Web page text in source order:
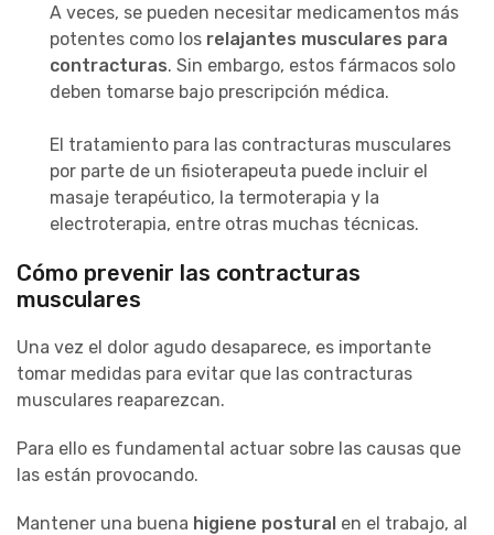
A veces, se pueden necesitar medicamentos más
potentes como los relajantes musculares para
contracturas. Sin embargo, estos fármacos solo
deben tomarse bajo prescripción médica.
El tratamiento para las contracturas musculares
por parte de un fisioterapeuta puede incluir el
masaje terapéutico, la termoterapia y la
electroterapia, entre otras muchas técnicas.
Cómo prevenir las contracturas
musculares
Una vez el dolor agudo desaparece, es importante
tomar medidas para evitar que las contracturas
musculares reaparezcan.
Para ello es fundamental actuar sobre las causas que
las están provocando.
Mantener una buena higiene postural en el trabajo, al